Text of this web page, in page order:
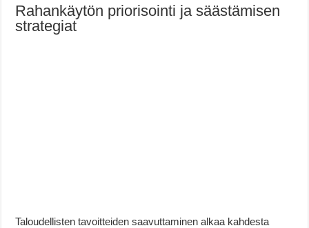
Rahankäytön priorisointi ja säästämisen
strategiat
Taloudellisten tavoitteiden saavuttaminen alkaa kahdesta